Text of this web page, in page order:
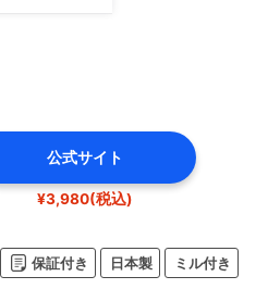
公式サイト
¥3,980(税込)
保証付き 日本製 ミル付き